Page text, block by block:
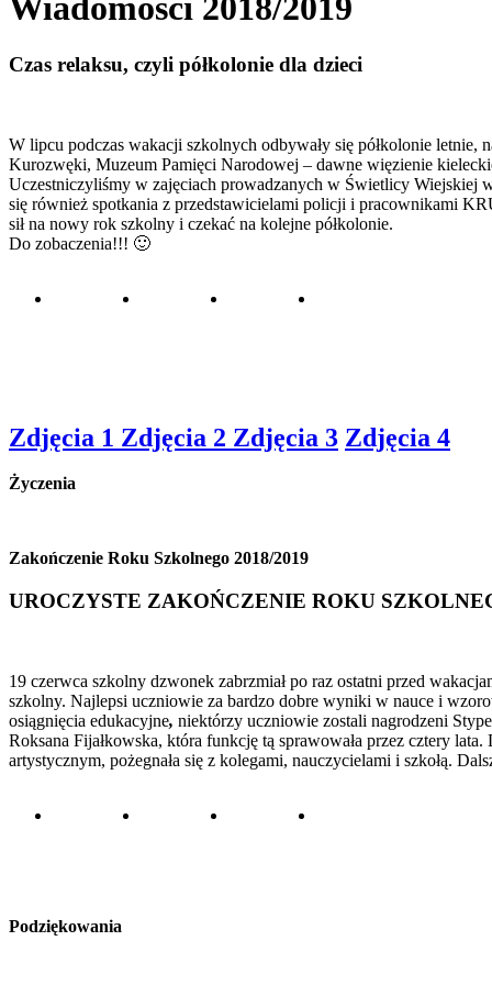
Wiadomości 2018/2019
Czas relaksu, czyli półkolonie dla dzieci
W lipcu podczas wakacji szkolnych odbywały się półkolonie
Kurozwęki, Muzeum Pamięci Narodowej – dawne więzienie
Uczestniczyliśmy w zajęciach prowadzanych w Świetlicy Wiejskiej
się również spotkania z przedstawicielami policji i pracownikami
sił na nowy rok szkolny i czekać na kolejne półkolonie.
Do zobaczenia!!! 🙂
Zdjęcia 1 Zdjęcia 2 Zdjęcia 3 Zdjęcia 4
Życzenia
Zakończenie Roku Szkolnego 2018/2019
UROCZYSTE ZAKOŃCZENIE ROKU
19 czerwca szkolny dzwonek zabrzmiał po raz ostatni przed
szkolny. Najlepsi uczniowie za bardzo dobre wyniki w nauce i
osiągnięcia edukacyjne, niektórzy uczniowie zostali nagrodzeni
Roksana Fijałkowska, która funkcję tą sprawowała przez cztery
artystycznym, pożegnała się z kolegami, nauczycielami i szkołą.
Podziękowania